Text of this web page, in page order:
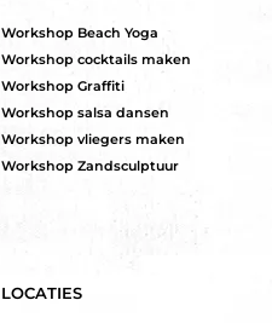
Workshop Beach Yoga
Workshop cocktails maken
Workshop Graffiti
Workshop salsa dansen
Workshop vliegers maken
Workshop Zandsculptuur
LOCATIES